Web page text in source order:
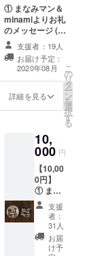
① まなみマン＆
minamiよりお礼
のメッセージ (E-
mail) ② HOTコ
ロッケチャージ
クーポン1500円
の使用期限はプ
2021年7月末日
まで パフォーマ
チャージの両方
に使えます。
（注１、２） ご
飲食代とライブ
チャージには使
用する事はでき
ません。（注
３、４） （注
１）パフォーマ
ンスチャージと
は、出演者が負
支援者：19人
お届け予定：
2020年08月
詳細を見る
こ
の
リ
タ
ー
ン
を
選
択
す
る
10,
000 円
【10,00
0円】
① まな
みマン
＆
minami
よりお
礼の
支援
者：
31人
お届
け予